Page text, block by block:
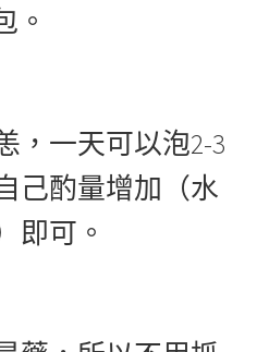
。
，一天可以泡2-3
己酌量增加（水
即可。